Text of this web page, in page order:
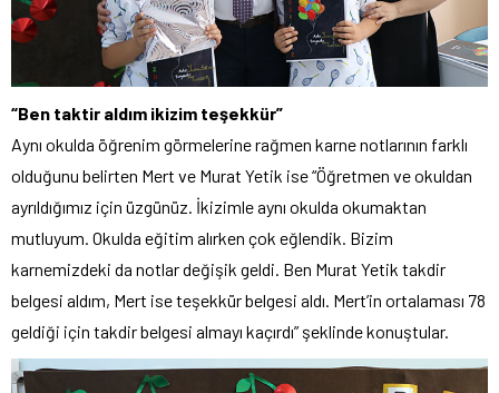
“Ben taktir aldım ikizim teşekkür”
Aynı okulda öğrenim görmelerine rağmen karne notlarının farklı
olduğunu belirten Mert ve Murat Yetik ise “Öğretmen ve okuldan
ayrıldığımız için üzgünüz. İkizimle aynı okulda okumaktan
mutluyum. Okulda eğitim alırken çok eğlendik. Bizim
karnemizdeki da notlar değişik geldi. Ben Murat Yetik takdir
belgesi aldım, Mert ise teşekkür belgesi aldı. Mert’in ortalaması 78
geldiği için takdir belgesi almayı kaçırdı” şeklinde konuştular.